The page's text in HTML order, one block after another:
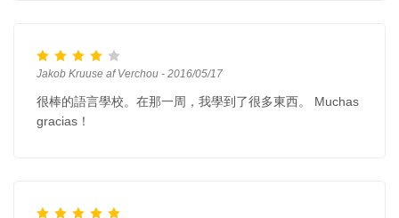
Jakob Kruuse af Verchou - 2016/05/17
很棒的語言學校。在那一周，我學到了很多東西。 Muchas
gracias！